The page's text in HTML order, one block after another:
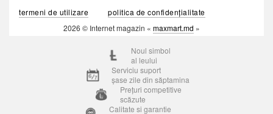
termeni de utilizare
politica de confidențialitate
2026 © Internet magazin « maxmart.md »
Noul simbol
al leului
Serviciu suport
șase zile din săptamina
Prețuri competitive
scăzute
Calitate si garantie